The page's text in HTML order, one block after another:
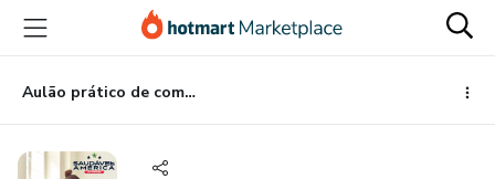
para
conteúdo
principal
para
pagamento
para
rodapé
Aulão prático de como montar um prato saudável, rápido e econômico